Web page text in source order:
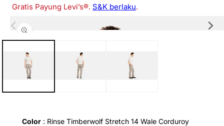
reguler
Gratis Payung Levi’s®. S&K berlaku.
Langsung
ke
informasi
produk
Buka
media
modal
Color : Rinse Timberwolf Stretch 14 Wale CorduroyColor